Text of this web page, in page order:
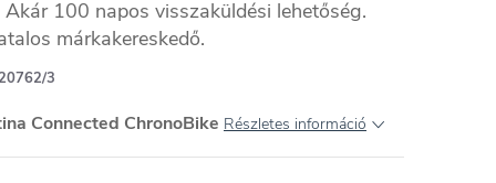
Akár 100 napos visszaküldési lehetőség.
márkakereskedő.
3
Connected ChronoBike Részletes információ